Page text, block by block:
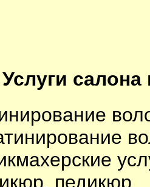
Услуги
педикюр